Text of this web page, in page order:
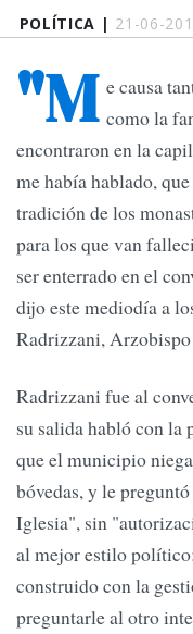
POLÍTICA | 21-06-
"M e causa
como la
encontraron en la
me había hablado,
tradición de los
para los que van
ser enterrado en el
dijo este mediodía a
Radrizzani,
Radrizzani fue al
su salida habló con la
que el municipio
bóvedas, y le
Iglesia", sin
al mejor estilo
construido con la
preguntarle al otro